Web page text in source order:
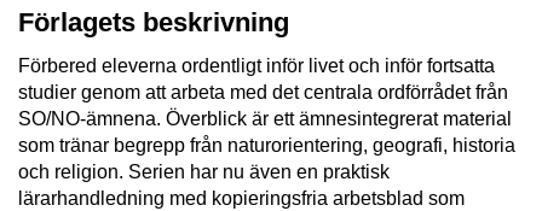
Förlagets beskrivning
Förbered eleverna ordentligt inför livet och inför fortsatta
studier genom att arbeta med det centrala ordförrådet från
SO/NO-ämnena. Överblick är ett ämnesintegrerat material
som tränar begrepp från naturorientering, geografi, historia
och religion. Serien har nu även en praktisk
lärarhandledning med kopieringsfria arbetsblad som